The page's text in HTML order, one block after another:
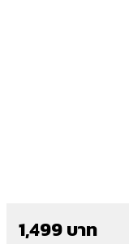
1,499 บาท